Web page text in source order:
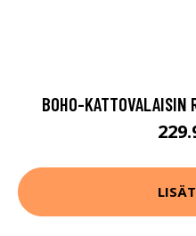
BOHO-KATTOVALAISIN